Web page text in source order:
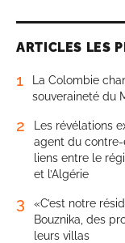
ARTICLES LES
1
La Colombie
souveraineté du
2
Les révélations
agent du contre-
liens entre le
et l’Algérie
3
«C’est notre
Bouznika, des
leurs villas